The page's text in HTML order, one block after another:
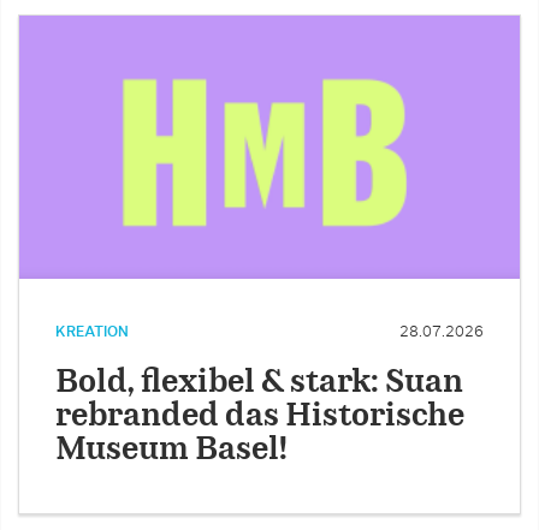
KREATION 28.07.2026
Bold, flexibel & stark: Suan
rebranded das Historische
Museum Basel!